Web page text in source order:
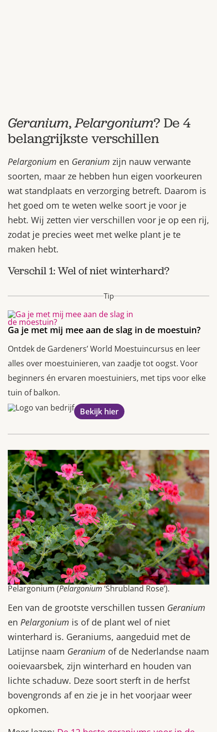
Geranium,Pelargonium? De 4
belangrijkste verschillen
Pelargonium en Geranium zijn nauw verwante
soorten, maar ze hebben hun eigen voorkeuren
wat standplaats en verzorging betreft. Daarom is
het goed om te weten welke soort je voor je
hebt. Wij zetten vier verschillen voor je op een rij,
zodat je precies weet met welke plant je te
maken hebt.
Verschil 1: Wel of niet winterhard?
Tip
Ga je met mij mee aan de slag in de moestuin?
Ontdek de Gardeners’ World Moestuincursus en leer
alles over moestuinieren, van zaadje tot oogst. Voor
beginners én ervaren moestuiniers, met tips voor elke
tuin of balkon.
Bekijk hier
Pelargonium (Pelargonium ‘Shrubland Rose’).
Een van de grootste verschillen tussen Geranium
en Pelargonium is of de plant wel of niet
winterhard is. Geraniums, aangeduid met de
Latijnse naam Geranium of de Nederlandse naam
ooievaarsbek, zijn winterhard en houden van
lichte schaduw. Deze soort sterft in de herfst
bovengronds af en zie je in het voorjaar weer
opkomen.